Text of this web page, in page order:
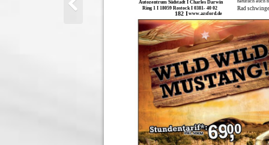
Autozentrum Südstadt I Charles Darwin
Ring 1 I 18059 Rostock I 0381- 40 02
182 Iwww.azsford.de
Rad